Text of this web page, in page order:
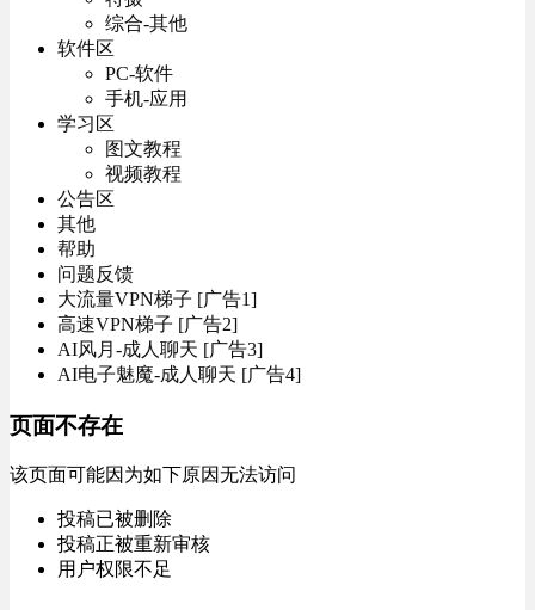
综合-其他
软件区
PC-软件
手机-应用
学习区
图文教程
视频教程
公告区
其他
帮助
问题反馈
大流量VPN梯子 [广告1]
高速VPN梯子 [广告2]
AI风月-成人聊天 [广告3]
AI电子魅魔-成人聊天 [广告4]
页面不存在
该页面可能因为如下原因无法访问
投稿已被删除
投稿正被重新审核
用户权限不足